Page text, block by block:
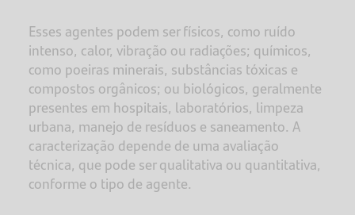
Esses agentes podem ser físicos, como ruído
intenso, calor, vibração ou radiações; químicos,
como poeiras minerais, substâncias tóxicas e
compostos orgânicos; ou biológicos, geralmente
presentes em hospitais, laboratórios, limpeza
urbana, manejo de resíduos e saneamento. A
caracterização depende de uma avaliação
técnica, que pode ser qualitativa ou quantitativa,
conforme o tipo de agente.